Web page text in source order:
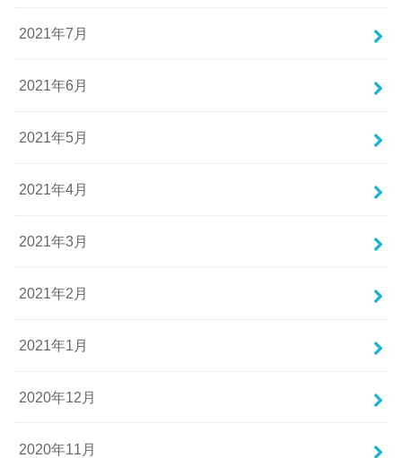
2021年7月
2021年6月
2021年5月
2021年4月
2021年3月
2021年2月
2021年1月
2020年12月
2020年11月